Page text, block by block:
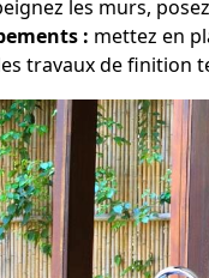
les murs,
: mettez en
travaux de finition